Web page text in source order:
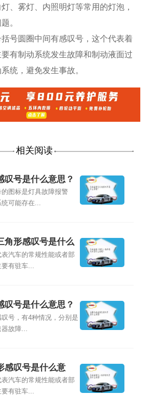
、雾灯、内照明灯等常用的灯泡，
。
号圆圈中间有感叹号，这个代表着
有制动系统发生故障和制动液面过
统，避免发生事故。
相关阅读
叹号是什么意思？
图标是灯具故障报警
可能存在...
角形感叹号是什么
汽车的常规性能或者部
有驻车...
叹号是什么意思？
号，有4种情况，分别是
故障...
感叹号是什么意
汽车的常规性能或者部
有驻车...